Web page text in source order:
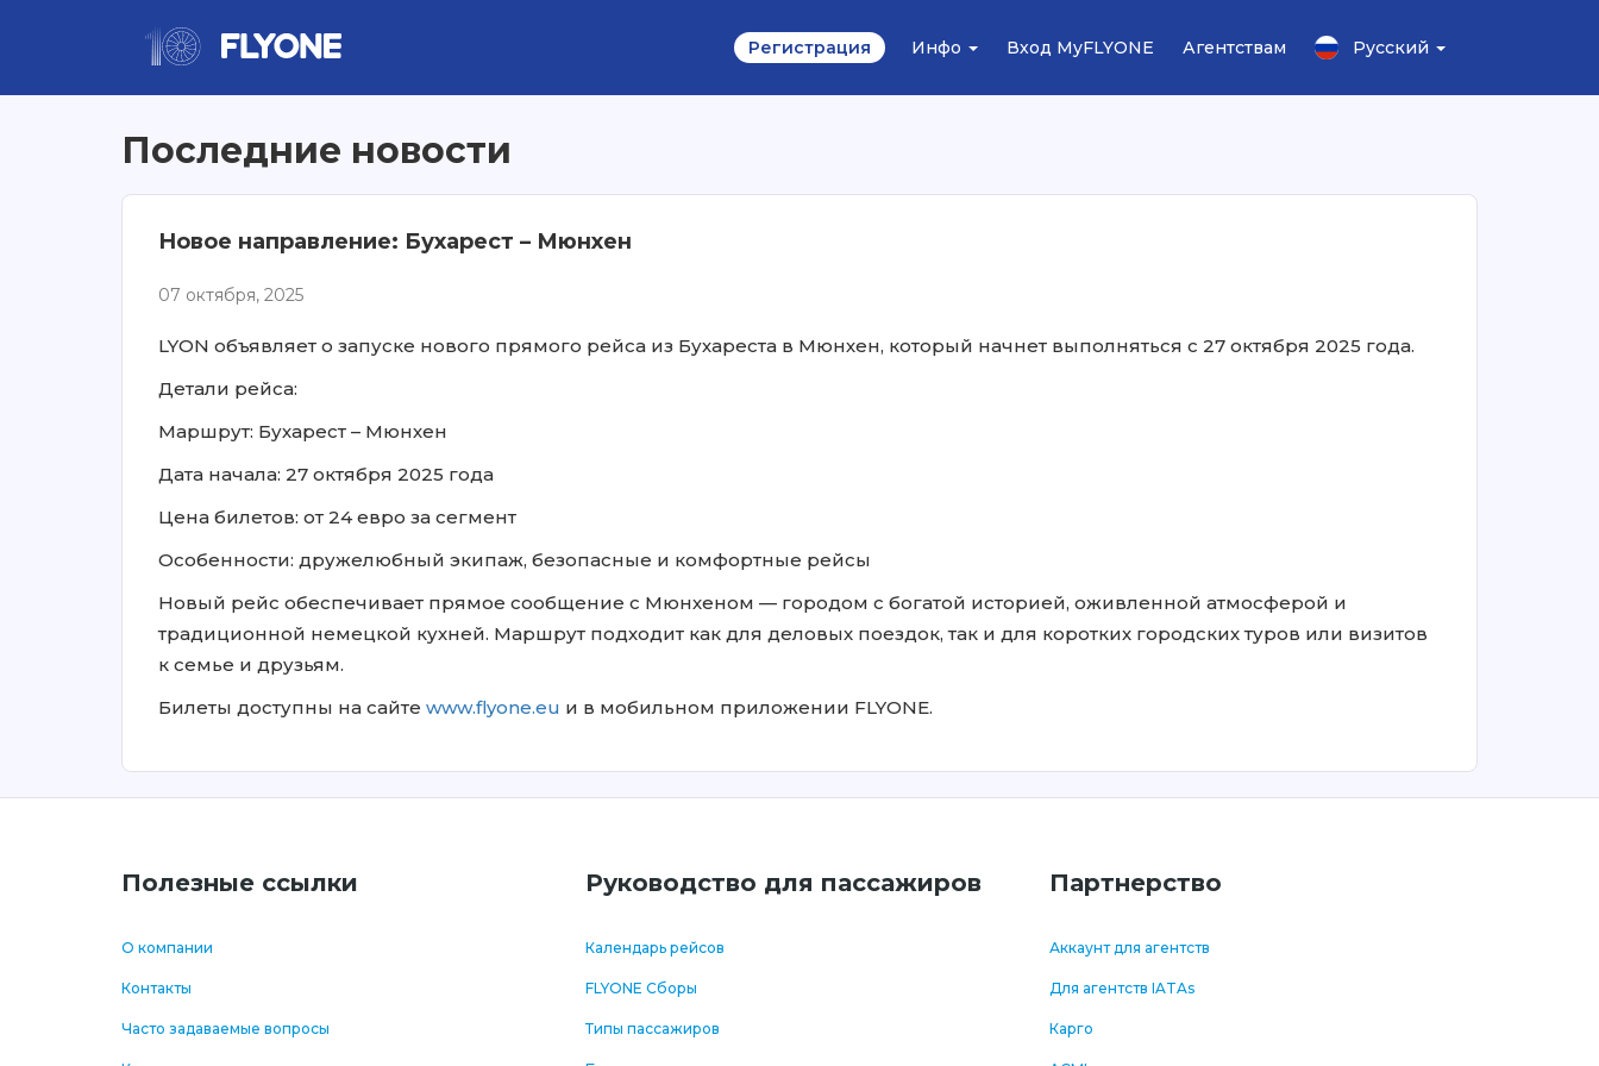
Регистрация Инфо Вход MyFLYONE Агентствам Русский
Последние новости
Новое направление: Бухарест – Мюнхен
07 октября, 2025
LYON объявляет о запуске нового прямого рейса из Бухареста в Мюнхен, который начнет выполняться с 27 октября 2025 года.
Детали рейса:
Маршрут: Бухарест – Мюнхен
Дата начала: 27 октября 2025 года
Цена билетов: от 24 евро за сегмент
Особенности: дружелюбный экипаж, безопасные и комфортные рейсы
Новый рейс обеспечивает прямое сообщение с Мюнхеном — городом с богатой историей, оживленной атмосферой и
традиционной немецкой кухней. Маршрут подходит как для деловых поездок, так и для коротких городских туров или визитов
к семье и друзьям.
Билеты доступны на сайте www.flyone.eu и в мобильном приложении FLYONE.
Полезные ссылки
О компании
Контакты
Часто задаваемые вопросы
Руководство для пассажиров
Календарь рейсов
FLYONE Сборы
Типы пассажиров
Партнерство
Аккаунт для агентств
Для агентств IATAs
Карго